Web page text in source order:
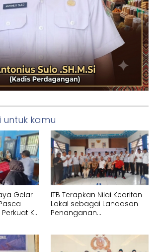
untuk kamu
Gelar
KB
ITB Terapkan Nilai Kearifan
Lokal sebagai Landasan
Penanganan